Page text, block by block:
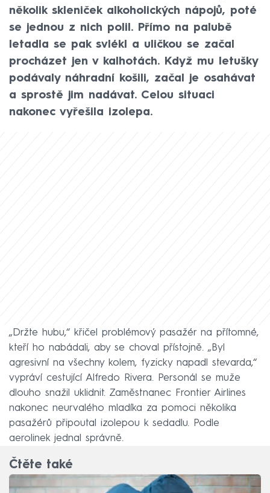
několik skleniček alkoholických nápojů, poté
se jednou z nich polil. Přímo na palubě
letadla se pak svlékl a uličkou se začal
procházet jen v kalhotách. Když mu letušky
podávaly náhradní košili, začal je osahávat
a sprostě jim nadávat. Celou situaci
nakonec vyřešila izolepa.
„Držte hubu,“ křičel problémový pasažér na přítomné,
kteří ho nabádali, aby se choval přístojně. „Byl
agresivní na všechny kolem, fyzicky napadl stevarda,“
vypráví cestující Alfredo Rivera. Personál se muže
dlouho snažil uklidnit. Zaměstnanec Frontier Airlines
nakonec neurvalého mladíka za pomoci několika
pasažérů připoutal izolepou k sedadlu. Podle
aerolinek jednal správně.
Čtěte také